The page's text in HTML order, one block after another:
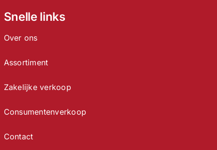
Snelle links
Over ons
Assortiment
Zakelijke verkoop
Consumentenverkoop
Contact